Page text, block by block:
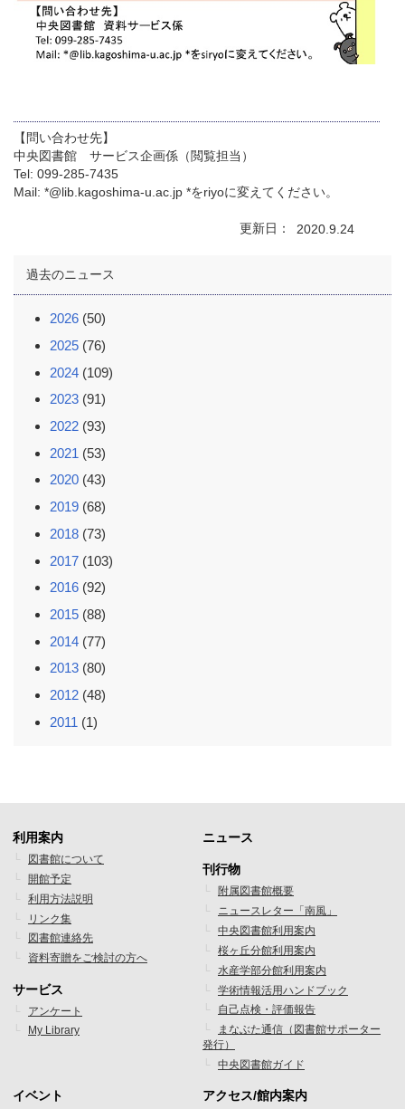
【問い合わせ先】
中央図書館 サービス企画係（閲覧担当）
Tel: 099-285-7435
Mail: *@lib.kagoshima-u.ac.jp *をriyoに変えてください。
更新日 2020.9.24
過去のニュース
2026 (50)
2025 (76)
2024 (109)
2023 (91)
2022 (93)
2021 (53)
2020 (43)
2019 (68)
2018 (73)
2017 (103)
2016 (92)
2015 (88)
2014 (77)
2013 (80)
2012 (48)
2011 (1)
フ
ッ
タ
ー
メ
ニ
ュ
1
利用案内
図書館について
開館予定
利用方法説明
リンク集
図書館連絡先
資料寄贈をご検討の方へ
サービス
アンケート
My Library
フ
ッ
タ
ー
メ
ニ
ュ
ー
2
ニュース
刊行物
附属図書館概要
ニュースレター「南風」
中央図書館利用案内
桜ヶ丘分館利用案内
水産学部分館利用案内
学術情報活用ハンドブック
自己点検・評価報告
まなぶた通信（図書館サポーター
発行）
中央図書館ガイド
イベント アクセス/館内案内